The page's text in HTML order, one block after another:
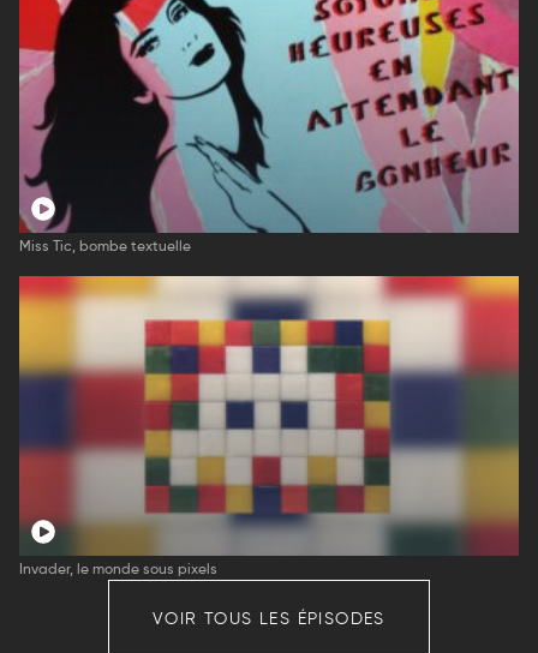
Miss Tic, bombe textuelle
Invader, le monde sous pixels
VOIR TOUS LES ÉPISODES